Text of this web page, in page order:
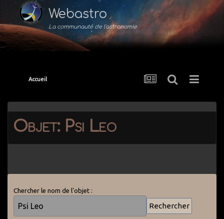
Webastro
La communauté de l'astronomie
Accueil
Objet: Psi Leo
Chercher le nom de l'objet :